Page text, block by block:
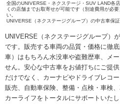
全国のUNIVERSE・ネクステージ・SUV LAND各
くの店舗までお取寄せが可能です（別途費用が必要
い。
UNIVERSE（ネクステージグループ）の中古車保
UNIVERSE（ネクステージグループ）
です。販売する車両の品質・価格に徹
車）はもちろん水没車や盗難歴車、メ
せん。安心な中古車をお値打ちにご提
だけでなく、カーナビやドライブレコ
販売、自動車保険、整備・点検・車検
カーライフをトータルにサポートいたし